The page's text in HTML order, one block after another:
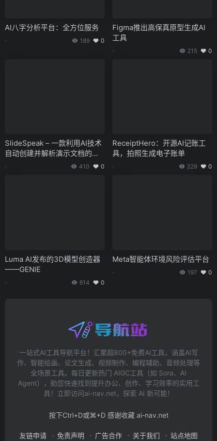
AI八字分析平台：全方位服务
189 0
Figma推出高保真原型生成AI
工具
215 0
SlideSpeak – 一款利用AI技术
自动创建并解析演示文档的工
410 0
ReceiptHero：开源AI记账工
具，拍照生成电子账单
229 0
Luma AI发布的3D模型创造器
——GENIE
614 0
Meta智能体环境风险评估平台
197 0
一站式AI工具导航平台！汇聚超800+免费AI工具，涵盖AI写
作、智能绘画、论文生成、视频制作、编程辅助、音频处理等
全场景工具。每日更新热门 AIGC工具（如 Sora、AI
Agent），助您快速找到提升办公、创作、学习效率的实用工
具！立即访问ai-nav.net，探索 AI 新可能！
按下Ctrl+D或⌘+D 感谢收藏 ai-nav.net
友链申请 免责声明 广告合作 关于我们 站点地图